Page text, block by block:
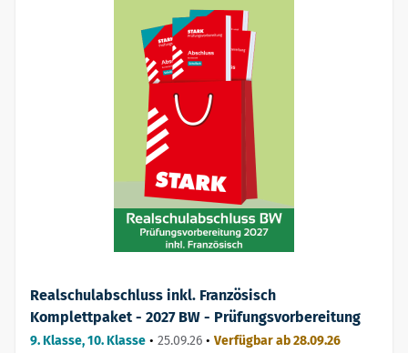
Realschulabschluss inkl. Französisch
Komplettpaket - 2027 BW - Prüfungsvorbereitung
9. Klasse, 10. Klasse • 25.09.26 • Verfügbar ab 28.09.26